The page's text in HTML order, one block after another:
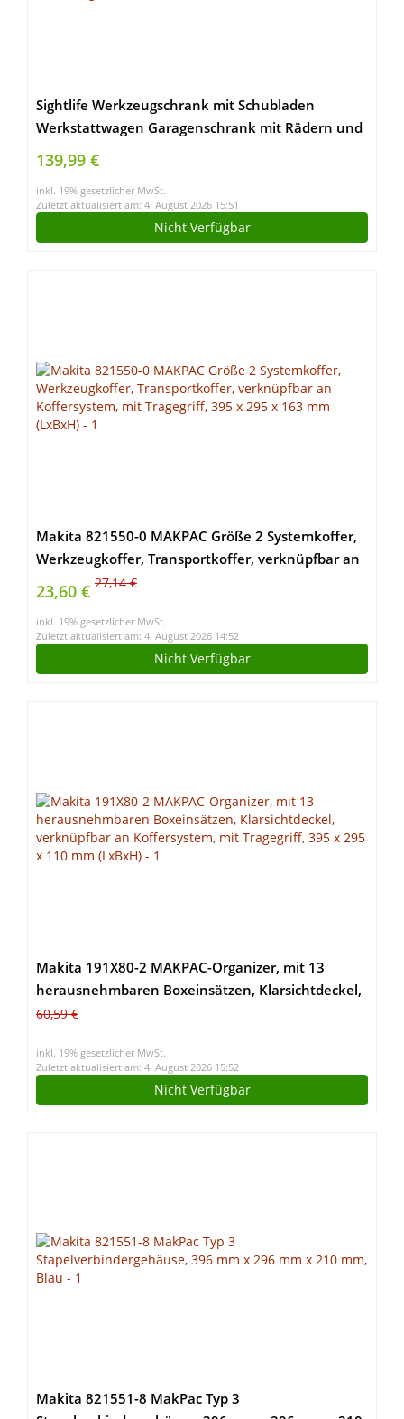
Sightlife Werkzeugschrank mit Schubladen
Werkstattwagen Garagenschrank mit Rädern und
2 verschließbaren Türen, Garagentruhe ideal für
Werkzeuge und Zubehör
139,99 €
inkl. 19% gesetzlicher MwSt.
Zuletzt aktualisiert am: 4. August 2026 15:51
Nicht Verfügbar
Makita 821550-0 MAKPAC Größe 2 Systemkoffer,
Werkzeugkoffer, Transportkoffer, verknüpfbar an
Koffersystem, mit Tragegriff, 395 x 295 x 163 mm
(LxBxH)
23,60 € 27,14 €
inkl. 19% gesetzlicher MwSt.
Zuletzt aktualisiert am: 4. August 2026 14:52
Nicht Verfügbar
Makita 191X80-2 MAKPAC-Organizer, mit 13
herausnehmbaren Boxeinsätzen, Klarsichtdeckel,
verknüpfbar an Koffersystem, mit Tragegriff, 395 x
60,59 €
inkl. 19% gesetzlicher MwSt.
Zuletzt aktualisiert am: 4. August 2026 15:52
Nicht Verfügbar
Makita 821551-8 MakPac Typ 3